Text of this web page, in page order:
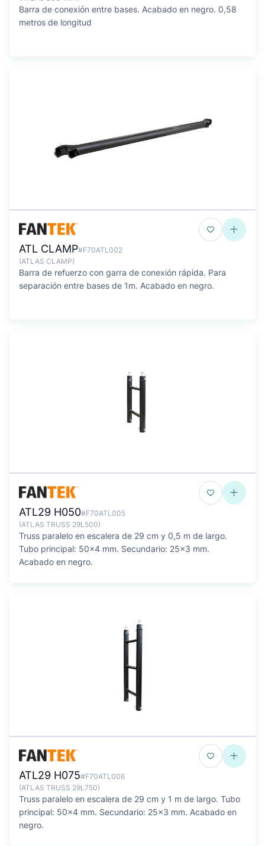
Barra de conexión entre bases. Acabado en negro. 0,58
metros de longitud
ATL CLAMP#F70ATL002
(ATLAS CLAMP)
Barra de refuerzo con garra de conexión rápida. Para
separación entre bases de 1m. Acabado en negro.
ATL29 H050#F70ATL005
(ATLAS TRUSS 29L500)
Truss paralelo en escalera de 29 cm y 0,5 m de largo.
Tubo principal: 50x4 mm. Secundario: 25x3 mm.
Acabado en negro.
ATL29 H075#F70ATL006
(ATLAS TRUSS 29L750)
Truss paralelo en escalera de 29 cm y 1 m de largo. Tubo
principal: 50x4 mm. Secundario: 25x3 mm. Acabado en
negro.